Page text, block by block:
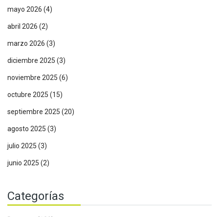
mayo 2026 (4)
abril 2026 (2)
marzo 2026 (3)
diciembre 2025 (3)
noviembre 2025 (6)
octubre 2025 (15)
septiembre 2025 (20)
agosto 2025 (3)
julio 2025 (3)
junio 2025 (2)
Categorías